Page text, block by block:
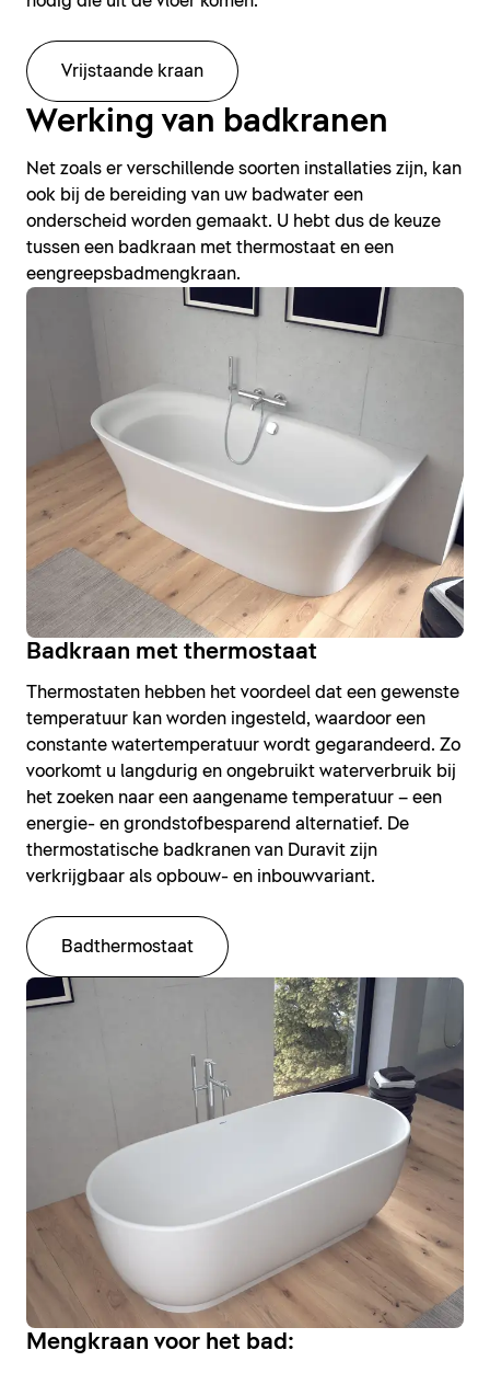
Vrijstaande kraan
Werking van badkranen
Net zoals er verschillende soorten installaties zijn, kan
ook bij de bereiding van uw badwater een
onderscheid worden gemaakt. U hebt dus de keuze
tussen een badkraan met thermostaat en een
eengreepsbadmengkraan.
Badkraan met thermostaat
Thermostaten hebben het voordeel dat een gewenste
temperatuur kan worden ingesteld, waardoor een
constante watertemperatuur wordt gegarandeerd. Zo
voorkomt u langdurig en ongebruikt waterverbruik bij
het zoeken naar een aangename temperatuur – een
energie- en grondstofbesparend alternatief. De
thermostatische badkranen van Duravit zijn
verkrijgbaar als opbouw- en inbouwvariant.
Badthermostaat
Mengkraan voor het bad: